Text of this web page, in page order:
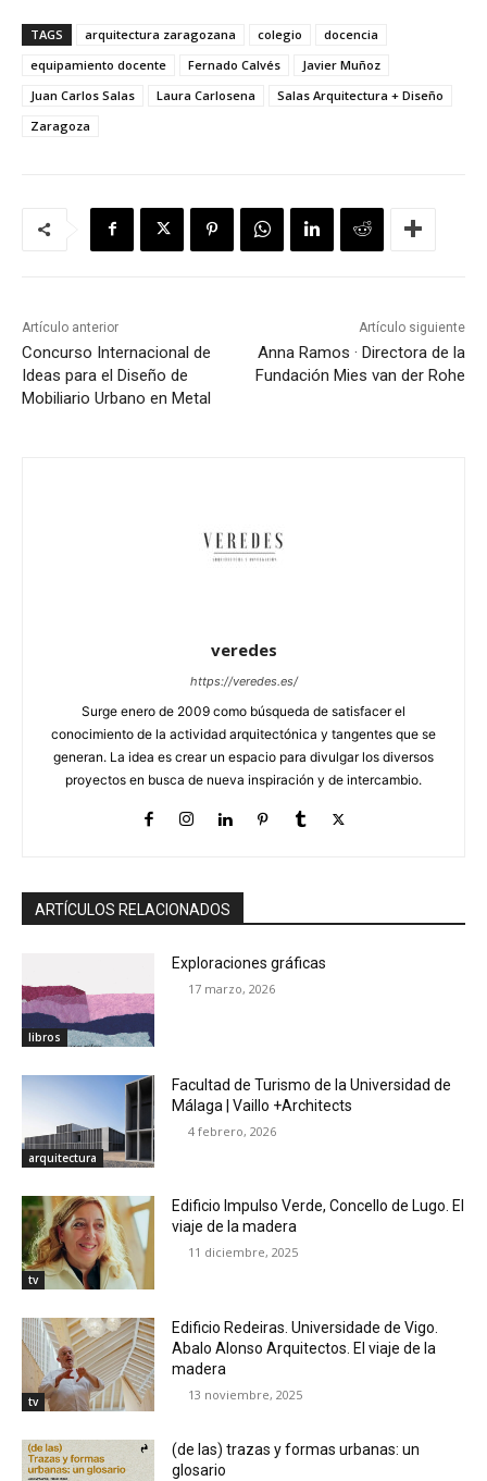
TAGS arquitectura zaragozana colegio
docencia
equipamiento docente
Fernado Calvés
Javier Muñoz
Juan Carlos Salas
Laura Carlosena
Salas Arquitectura + Diseño
Zaragoza
Artículo anterior
Concurso Internacional de
Ideas para el Diseño de
Mobiliario Urbano en Metal
Artículo siguiente
Anna Ramos · Directora de la
Fundación Mies van der Rohe
veredes
https://veredes.es/
Surge enero de 2009 como búsqueda de satisfacer el
conocimiento de la actividad arquitectónica y tangentes que se
generan. La idea es crear un espacio para divulgar los diversos
proyectos en busca de nueva inspiración y de intercambio.
ARTÍCULOS RELACIONADOS
libros
Exploraciones gráficas
17 marzo, 2026
arquitectura
Facultad de Turismo de la Universidad de
Málaga | Vaillo +Architects
4 febrero, 2026
tv
Edificio Impulso Verde, Concello de Lugo. El
viaje de la madera
11 diciembre, 2025
tv
Edificio Redeiras. Universidade de Vigo.
Abalo Alonso Arquitectos. El viaje de la
madera
13 noviembre, 2025
(de las) trazas y formas urbanas: un
glosario